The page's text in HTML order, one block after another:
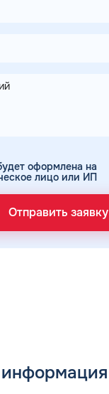
оформлена на
лицо или ИП
Отправить заявку